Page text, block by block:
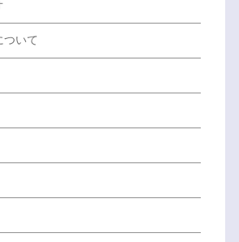
ついて